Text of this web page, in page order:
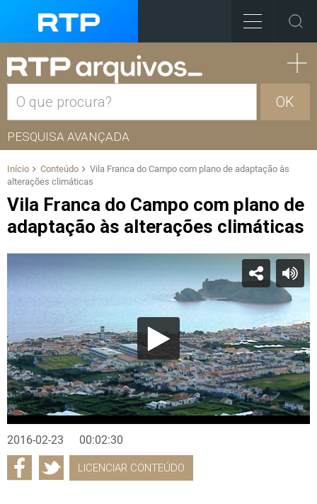
OK
PESQUISA AVANÇADA
Início Conteúdo
Vila Franca do Campo com plano de adaptação às
alterações climáticas
Vila Franca do Campo com plano de
adaptação às alterações climáticas
2016-02-23 00:02:30
LICENCIAR CONTEÚDO